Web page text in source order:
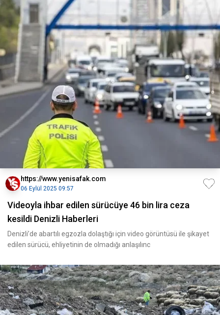
https://www.yenisafak.com
06 Eylül 2025 09:57
Videoyla ihbar edilen sürücüye 46 bin lira ceza
kesildi Denizli Haberleri
Denizli’de abartılı egzozla dolaştığı için video görüntüsü ile şikayet
edilen sürücü, ehliyetinin de olmadığı anlaşılınc